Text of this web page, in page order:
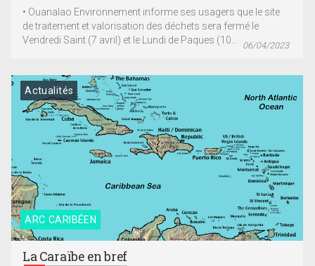
• Ouanalao Environnement informe ses usagers que le site
de traitement et valorisation des déchets sera fermé le
Vendredi Saint (7 avril) et le Lundi de Paques (10...
06/04/2023
ARC CARIBÉEN
Actualités
La Caraïbe en bref